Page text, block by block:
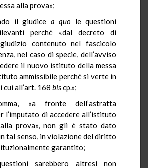
alla prova»;
il giudice a quo le questioni
perché «dal decreto di
contenuto nel fascicolo
nel caso di specie, dell’avviso
il nuovo istituto della messa
ammissibile perché si verte in
cui all’art. 168 biscp.»;
«a fronte dell’astratta
l’imputato di accedere all’istituto
prova», non gli è stato dato
tal senso, in violazione del diritto
garantito;
sarebbero altresì non